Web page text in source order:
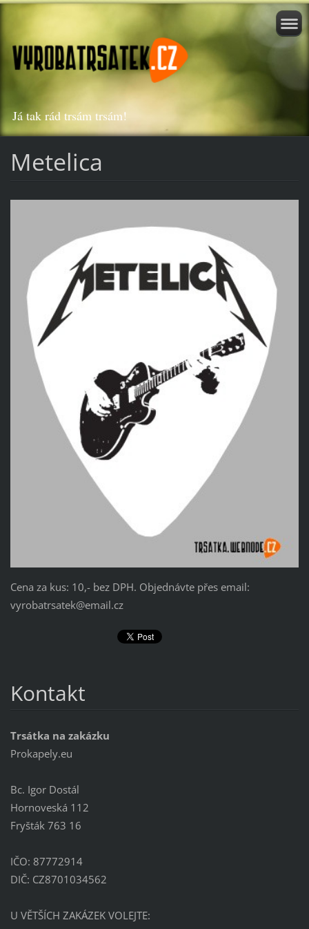
Já tak rád trsám trsám!
Metelica
Cena za kus: 10,- bez DPH. Objednávte přes email:
vyrobatrsatek@email.cz
Kontakt
Trsátka na zakázku
Prokapely.eu
Bc. Igor Dostál
Hornoveská 112
Fryšták 763 16
IČO: 87772914
DIČ: CZ8701034562
U VĚTŠÍCH ZAKÁZEK VOLEJTE: